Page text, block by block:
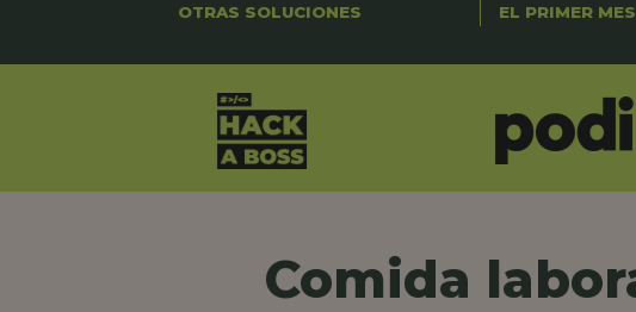
OTRAS SOLUCIONES
EL PRIMER MES
Comida